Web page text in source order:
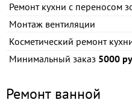
Ремонт кухни с переносом
Монтаж вентиляции
Косметический ремонт
Минимальный заказ 5000
Ремонт ванной